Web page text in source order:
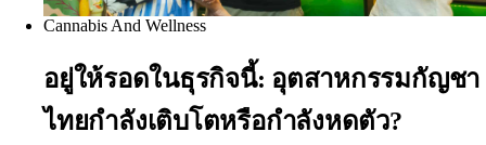
Cannabis And Wellness
อยู่ให้รอดในธุรกิจนี้: อุตสาหกรรมกัญชา
ไทยกำลังเติบโตหรือกำลังหดตัว?